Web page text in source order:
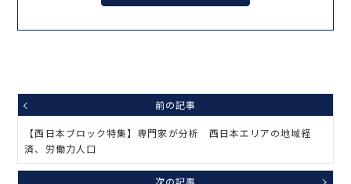
前の記事
【西日本ブロック特集】専門家が分析 西日本エリアの地域経
済、労働力人口
次の記事